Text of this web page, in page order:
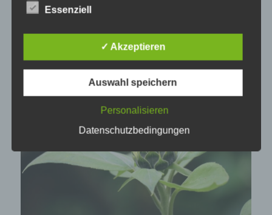
Wenn Ängste
übermächtig werden
Verantwortlicher im Sinne der Datenschutz-
der Europäischen Union geltenden
Datenschutzgesetze und anderer Bestimmungen
mit datenschutzrechtlichem Charakter ist die:
Cookies / SessionStorage / LocalStorage
Die Internetseiten verwenden teilweise so
SessionStorage. Dies dient dazu, unser Angebot
machen. Local Storage und SessionStorage ist
eine Technologie, mit welcher ihr Browser Daten
auf Ihrem Computer oder mobilen Gerät
abspeichert. Cookies sind Textdateien, welche
über einen Internetbrowser auf einem
Computersystem abgelegt und gespeichert
Essenziell
✓ Akzeptieren
Auswahl speichern
Personalisieren
Datenschutzbedingungen